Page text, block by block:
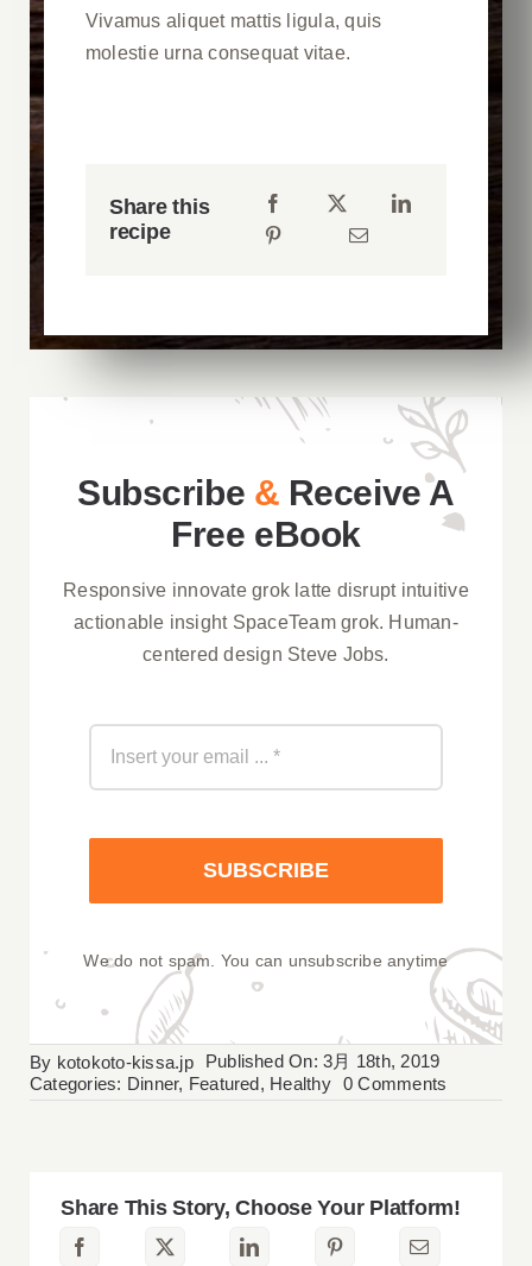
Vivamus aliquet mattis ligula, quis
molestie urna consequat vitae.
Share this
recipe
Subscribe & Receive A
Free eBook
Responsive innovate grok latte disrupt intuitive
actionable insight SpaceTeam grok. Human-
centered design Steve Jobs.
SUBSCRIBE
We do not spam. You can unsubscribe anytime
By kotokoto-kissa.jp
Published On: 3月 18th, 2019
Categories: Dinner, Featured, Healthy 0 Comments
Crackers
Share This Story, Choose Your Platform!